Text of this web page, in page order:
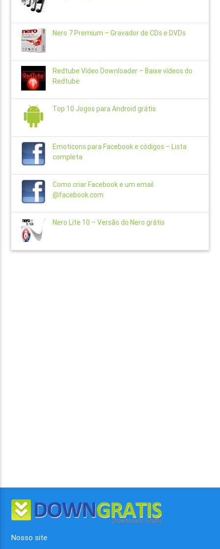
Nero 7 Premium – Gravador de CDs e DVDs
Redtube Vídeo Downloader – Baixe vídeos do
Redtube
Top 10 Jogos para Android grátis
Emoticons para Facebook e códigos – Lista
completa
Como criar Facebook e um email
@facebook.com
Nero Lite 10 – Versão do Nero grátis
Nosso site